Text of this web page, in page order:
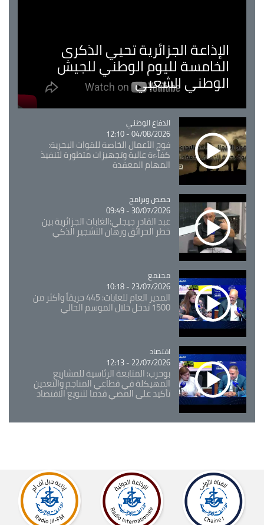
الإذاعة الجزائرية تحيي الذكرى
الخامسة لليوم الوطني للجيش
الوطني الشعبي
Catégorie
الدفاع الوطني
04/08/2026 - 12:10
فوج الأعمال الخاصة للقوات البحرية:
كفاءة عالية وتجهيزات متطورة لتنفيذ
المهام المعقدة
Catégorie
حصص وبرامج
30/07/2026 - 09:49
عبد القادر جيجلي:الغابات الجزائرية بين
خطر الحرائق ورهان التشجير الذكي
Catégorie
مجتمع
23/07/2026 - 10:18
المدير العام للغابات: 445 حريقاً وأكثر من
1500 تدخل خلال الموسم الحالي
Catégorie
اقتصاد
22/07/2026 - 12:13
بوحرب: المتابعة الرئاسية للمشاريع
المهيكلة في قطاعي المناجم والتعدين
تأكيد على المضي قدما لتنويع الاقتصاد